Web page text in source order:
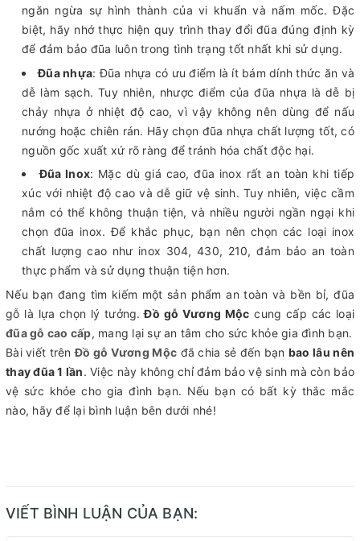
ngăn ngừa sự hình thành của vi khuẩn và nấm mốc. Đặc
biệt, hãy nhớ thực hiện quy trình thay đổi đũa đúng định kỳ
để đảm bảo đũa luôn trong tình trạng tốt nhất khi sử dụng.
Đũa nhựa: Đũa nhựa có ưu điểm là ít bám dính thức ăn và
dễ làm sạch. Tuy nhiên, nhược điểm của đũa nhựa là dễ bị
chảy nhựa ở nhiệt độ cao, vì vậy không nên dùng để nấu
nướng hoặc chiên rán. Hãy chọn đũa nhựa chất lượng tốt, có
nguồn gốc xuất xứ rõ ràng để tránh hóa chất độc hại.
Đũa Inox: Mặc dù giá cao, đũa inox rất an toàn khi tiếp
xúc với nhiệt độ cao và dễ giữ vệ sinh. Tuy nhiên, việc cầm
nắm có thể không thuận tiện, và nhiều người ngần ngại khi
chọn đũa inox. Để khắc phục, bạn nên chọn các loại inox
chất lượng cao như inox 304, 430, 210, đảm bảo an toàn
thực phẩm và sử dụng thuận tiện hơn.
Nếu bạn đang tìm kiếm một sản phẩm an toàn và bền bỉ, đũa
gỗ là lựa chọn lý tưởng. Đồ gỗ Vương Mộc cung cấp các loại
đũa gỗ cao cấp, mang lại sự an tâm cho sức khỏe gia đình bạn.
Bài viết trênĐồ gỗ Vương Mộc đã chia sẻ đến bạn bao lâu nên
thay đũa 1 lần. Việc này không chỉ đảm bảo vệ sinh mà còn bảo
vệ sức khỏe cho gia đình bạn. Nếu bạn có bất kỳ thắc mắc
nào, hãy để lại bình luận bên dưới nhé!
VIẾT BÌNH LUẬN CỦA BẠN: